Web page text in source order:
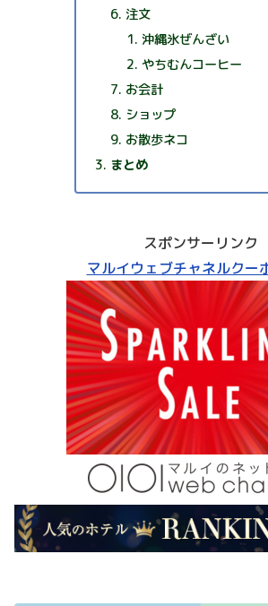
注文
沖縄氷ぜんざい
やちむんコーヒー
お会計
ショップ
お散歩ネコ
まとめ
スポンサーリンク
マルイウェブチャネルクー